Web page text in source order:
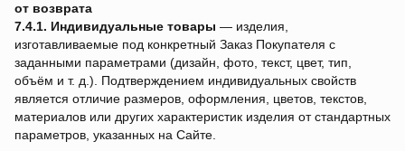
от возврата
7.4.1. Индивидуальные товары — изделия,
изготавливаемые под конкретный Заказ Покупателя с
заданными параметрами (дизайн, фото, текст, цвет, тип,
объём и т. д.). Подтверждением индивидуальных свойств
является отличие размеров, оформления, цветов, текстов,
материалов или других характеристик изделия от стандартных
параметров, указанных на Сайте.